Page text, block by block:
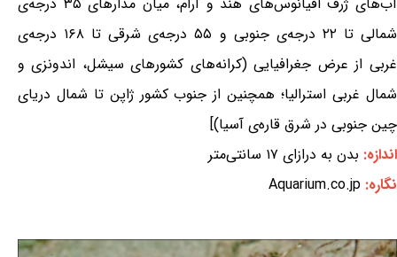
شمالی تا ۲۲ درجه‌ی جنوبی و ۵۵ درجه‌ی شرقی تا ۱۶۸ درجه‌ی
غربی از عرض جغرافیایی (کرانه‌های کشورهای سیشل، اندونزی و
شمال غربی استرالیا؛ همچنین از جنوب کشور ژاپن تا شمال دریای
چین جنوبی در شرق قاره‌ی آسیا)]
اندازه: بدن به درازای ۱۷ سانتی‌متر
نگاره: Aquarium.co.jp